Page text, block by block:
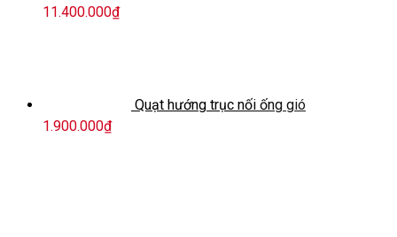
11.400.000₫
Quạt hướng trục nối ống gió
1.900.000₫